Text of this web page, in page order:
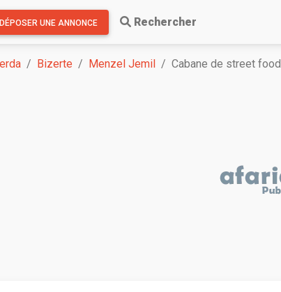
DÉPOSER UNE ANNONCE Rechercher
Bizerte Menzel Jemil Cabane de street food